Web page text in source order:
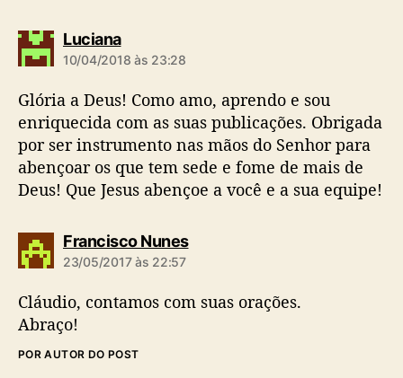
Lucianad
i
:
10/04/2018 às 23:28
Glória a Deus! Como amo, aprendo e sou
enriquecida com as suas publicações. Obrigada
por ser instrumento nas mãos do Senhor para
abençoar os que tem sede e fome de mais de
Deus! Que Jesus abençoe a você e a sua equipe!
Francisco Nunesd
23/05/2017 às 22:57
Cláudio, contamos com suas orações.
Abraço!
POR AUTOR DO POST